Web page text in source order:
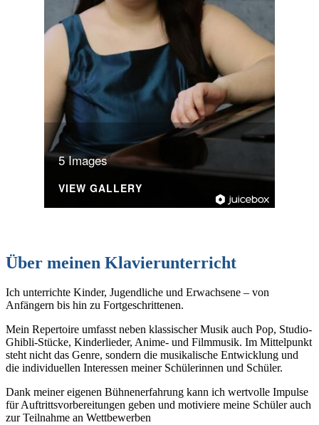
5 Images
VIEW GALLERY
Über meinen Klavierunterricht
Ich unterrichte Kinder, Jugendliche und Erwachsene – von
Anfängern bis hin zu Fortgeschrittenen.
Mein Repertoire umfasst neben klassischer Musik auch Pop, Studio-
Ghibli-Stücke, Kinderlieder, Anime- und Filmmusik. Im Mittelpunkt
steht nicht das Genre, sondern die musikalische Entwicklung und
die individuellen Interessen meiner Schülerinnen und Schüler.
Dank meiner eigenen Bühnenerfahrung kann ich wertvolle Impulse
für Auftrittsvorbereitungen geben und motiviere meine Schüler auch
zur Teilnahme an Wettbewerben